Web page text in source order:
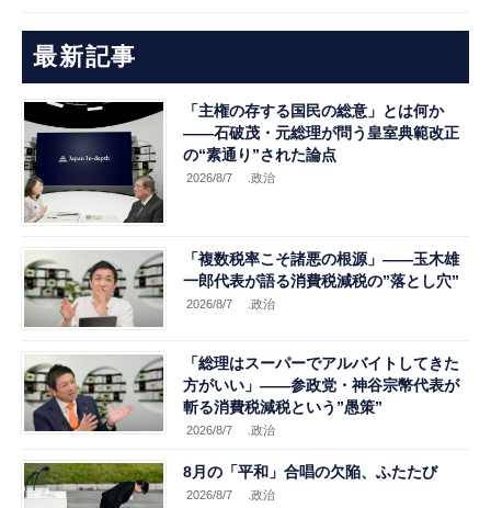
最新記事
「主権の存する国民の総意」とは何か
――石破茂・元総理が問う皇室典範改正
の“素通り”された論点
2026/8/7 .政治
「複数税率こそ諸悪の根源」――玉木雄
一郎代表が語る消費税減税の”落とし穴”
2026/8/7 .政治
「総理はスーパーでアルバイトしてきた
方がいい」――参政党・神谷宗幣代表が
斬る消費税減税という”愚策”
2026/8/7 .政治
8月の「平和」合唱の欠陥、ふたたび
2026/8/7 .政治